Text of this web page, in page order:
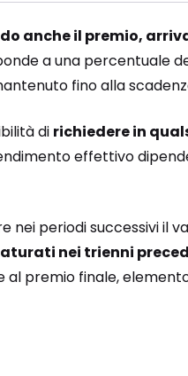
anche il premio,
a una percentuale
fino alla
di richiedere in
effettivo
nei periodi successivi il
nei trienni
al premio finale,